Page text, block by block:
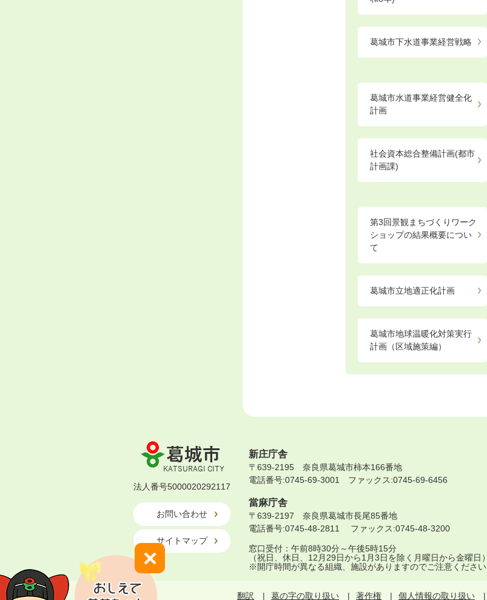
葛城市下水道事業経営戦略
葛城市水道事業経営健全化
計画
社会資本総合整備計画(都市
計画課)
第3回景観まちづくりワーク
ショップの結果概要につい
て
葛城市立地適正化計画
葛城市地球温暖化対策実行
計画（区域施策編）
葛
城
市
KATSURAGI
CITY
法人番号5000020292117
お問い合わせ
サイトマップ
新庄庁舎
〒639-2195 奈良県葛城市柿本166番地
電話番号:0745-69-3001 ファックス:0745-69-6456
當麻庁舎
〒639-2197 奈良県葛城市長尾85番地
電話番号:0745-48-2811 ファックス:0745-48-3200
窓口受付：午前8時30分～午後5時15分
（祝日、休日、12月29日から1月3日を除く月曜日から金曜日）
※開庁時間が異なる組織、施設がありますのでご注意ください
翻訳 葛の字の取り扱い 著作権 個人情報の取り扱い
×